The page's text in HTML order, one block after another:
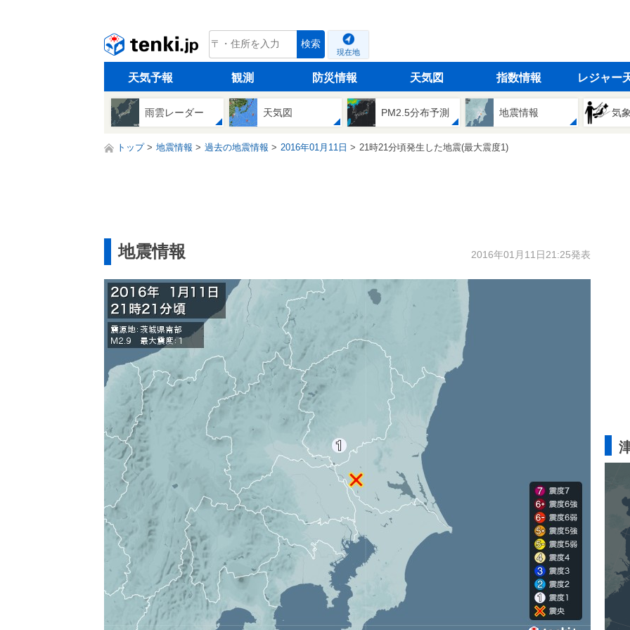
tenki.jp 検索
現在地
天気予報 観測 防災情報 天気図 指数情報 レジャー
雨雲レーダー 天気図 PM2.5分布予測 地震情報 気
トップ 地震情報 過去の地震情報 2016年01月11日 21時21分頃発生した地震(最大震度1)
地震情報 2016年01月11日21:25発表